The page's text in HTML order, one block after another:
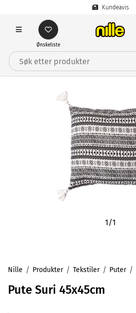
Kundeavis
Ønskeliste
1/1
Nille Produkter Tekstiler Puter
Pute Suri 45x45cm